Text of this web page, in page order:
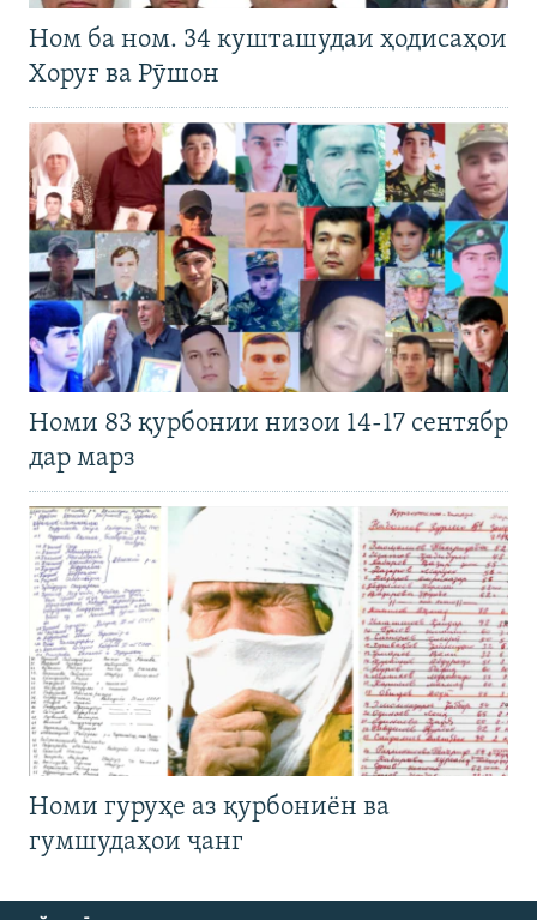
Ном ба ном. 34 кушташудаи ҳодисаҳои
Хоруғ ва Рӯшон
Номи 83 қурбонии низои 14-17 сентябр
дар марз
Номи гуруҳе аз қурбониён ва
гумшудаҳои ҷанг